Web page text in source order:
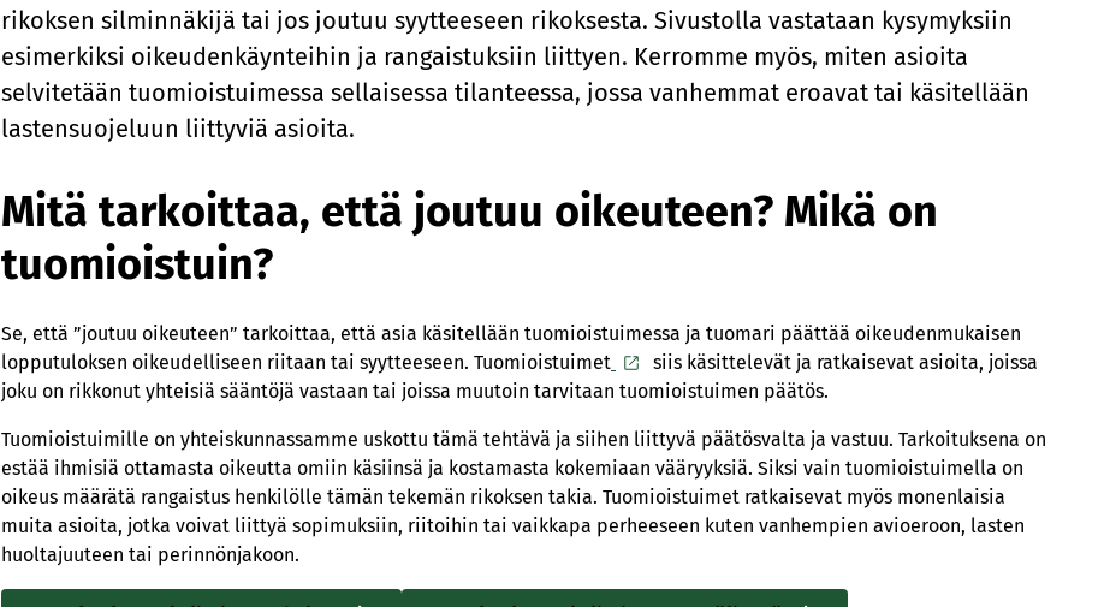
rikoksen silminnäkijä tai jos joutuu syytteeseen rikoksesta. Sivustolla vastataan kysymyksiin
esimerkiksi oikeudenkäynteihin ja rangaistuksiin liittyen. Kerromme myös, miten asioita
selvitetään tuomioistuimessa sellaisessa tilanteessa, jossa vanhemmat eroavat tai käsitellään
lastensuojeluun liittyviä asioita.
Mitä tarkoittaa, että joutuu oikeuteen? Mikä on
tuomioistuin?
Se, että ”joutuu oikeuteen” tarkoittaa, että asia käsitellään tuomioistuimessa ja tuomari päättää oikeudenmukaisen
lopputuloksen oikeudelliseen riitaan tai syytteeseen. Tuomioistuimet
siis käsittelevät ja ratkaisevat asioita, joissa
joku on rikkonut yhteisiä sääntöjä vastaan tai joissa muutoin tarvitaan tuomioistuimen päätös.
Tuomioistuimille on yhteiskunnassamme uskottu tämä tehtävä ja siihen liittyvä päätösvalta ja vastuu. Tarkoituksena on
estää ihmisiä ottamasta oikeutta omiin käsiinsä ja kostamasta kokemiaan vääryyksiä. Siksi vain tuomioistuimella on
oikeus määrätä rangaistus henkilölle tämän tekemän rikoksen takia. Tuomioistuimet ratkaisevat myös monenlaisia
muita asioita, jotka voivat liittyä sopimuksiin, riitoihin tai vaikkapa perheeseen kuten vanhempien avioeroon, lasten
huoltajuuteen tai perinnönjakoon.